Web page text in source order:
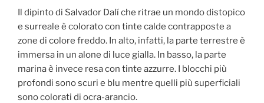
Il dipinto di Salvador Dalí che ritrae un mondo distopico
e surreale è colorato con tinte calde contrapposte a
zone di colore freddo. In alto, infatti, la parte terrestre è
immersa in un alone di luce gialla. In basso, la parte
marina è invece resa con tinte azzurre. I blocchi più
profondi sono scuri e blu mentre quelli più superficiali
sono colorati di ocra-arancio.